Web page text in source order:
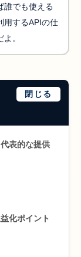
誰でも使える
用するAPIの仕
。
閉じる
表的な提供
化ポイント